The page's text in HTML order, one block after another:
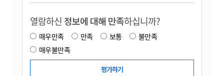
열람하신 정보에 대해 만족하십니까?
매우만족 만족 보통
불만족
매우불만족